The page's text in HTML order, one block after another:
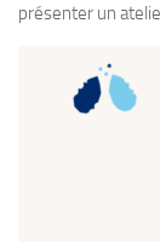
présenter un